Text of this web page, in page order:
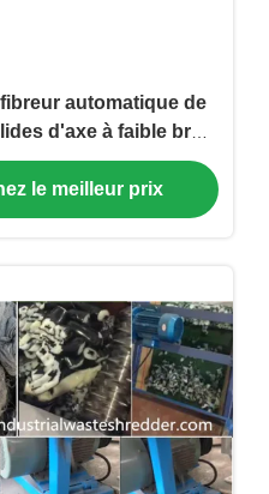
automatique de
d'axe à faible bruit
en plastique
le meilleur prix